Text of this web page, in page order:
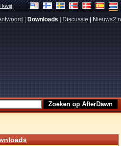
kwijt
Downloads Discussie Nieuws2.nl